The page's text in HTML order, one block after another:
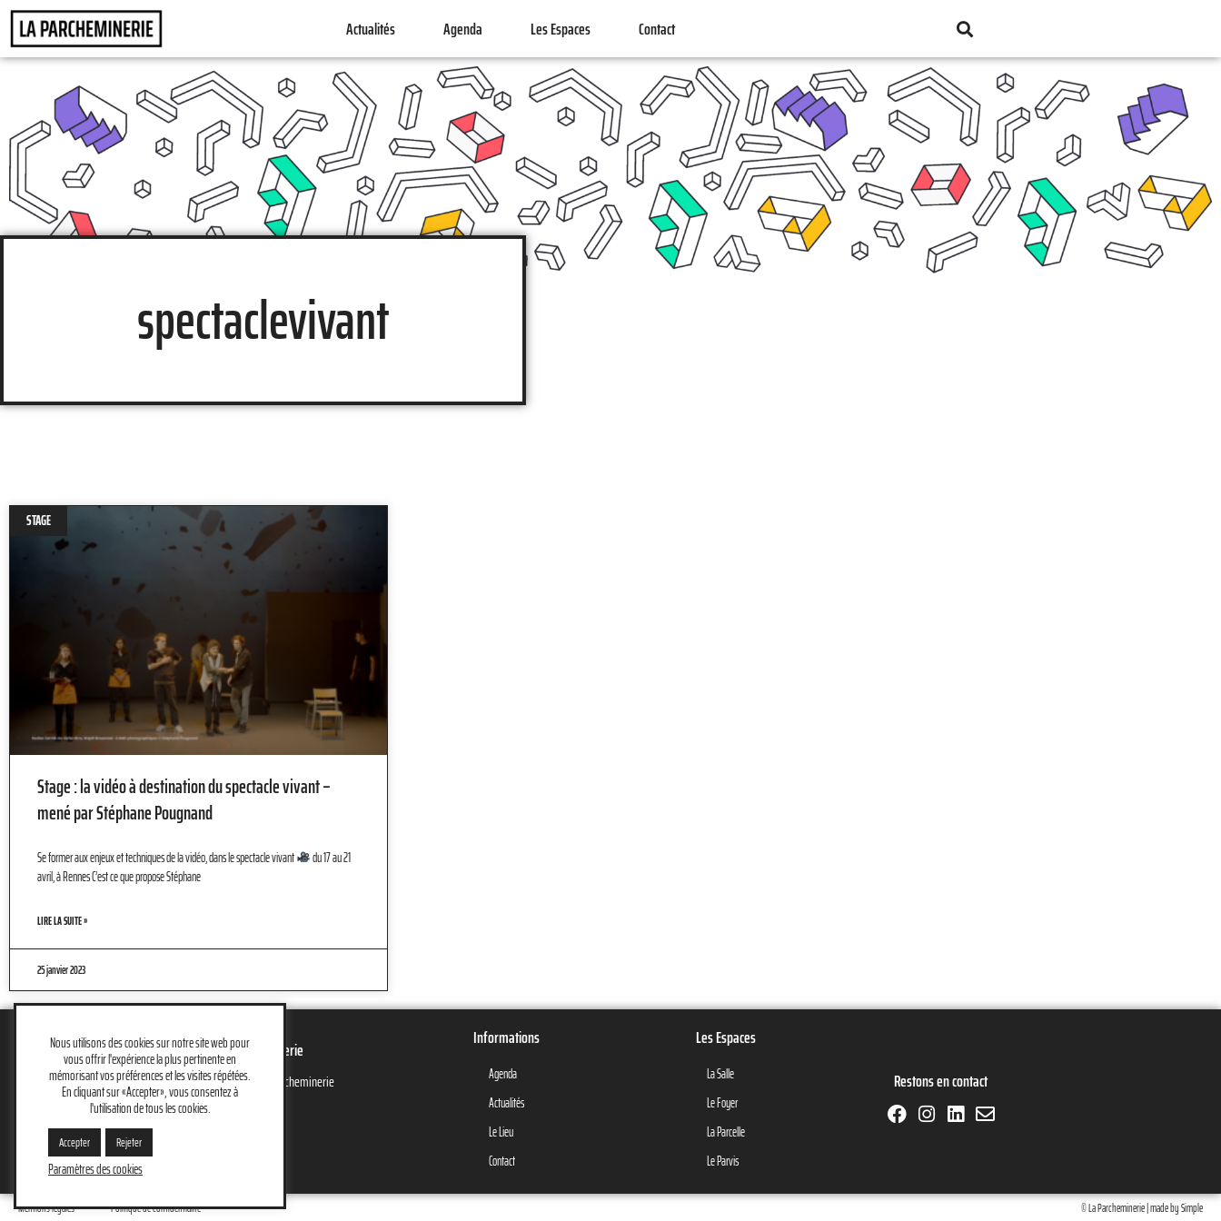
Actualités Agenda Les Espaces Contact
spectaclevivant
STAGE
Stage : la vidéo à destination du spectacle vivant –
mené par Stéphane Pougnand
Se former aux enjeux et techniques de la vidéo, dans le spectacle vivant
du 17 au 21
avril, à Rennes C’est ce que propose Stéphane
LIRE LA SUITE »
25 janvier 2023
La Parcheminerie
23 rue de la Parcheminerie
35000 Rennes
Informations
Agenda
Actualités
Le Lieu
Contact
Les Espaces
La Salle
Le Foyer
La Parcelle
Le Parvis
Restons en contact
Mentions légales Politique de confidentialité © La Parcheminerie | made bySimple
Nous utilisons des cookies sur notre site web pour
vous offrir l'expérience la plus pertinente en
mémorisant vos préférences et les visites répétées.
En cliquant sur «Accepter», vous consentez à
l'utilisation de tous les cookies.
Accepter Rejeter
Paramètres des cookies